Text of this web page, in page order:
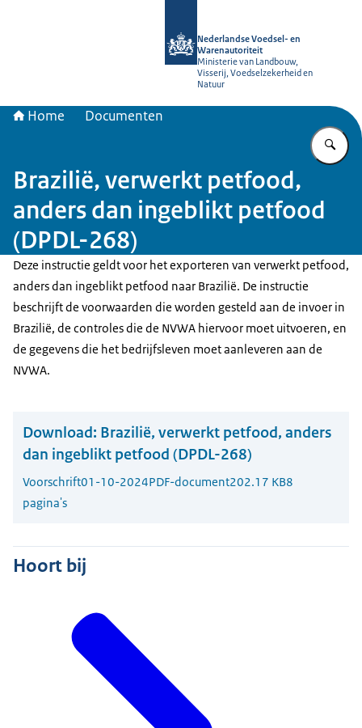
Nederlandse Voedsel- en
Warenautoriteit
Ministerie van Landbouw,
Visserij, Voedselzekerheid en
Natuur
Home Documenten
Brazilië, verwerkt petfood,
anders dan ingeblikt petfood
(DPDL-268)
Deze instructie geldt voor het exporteren van verwerkt petfood,
anders dan ingeblikt petfood naar Brazilië. De instructie
beschrijft de voorwaarden die worden gesteld aan de invoer in
Brazilië, de controles die de NVWA hiervoor moet uitvoeren, en
de gegevens die het bedrijfsleven moet aanleveren aan de
NVWA.
Download: Brazilië, verwerkt petfood, anders
dan ingeblikt petfood (DPDL-268)
Voorschrift01-10-2024PDF-document202.17 KB8
pagina's
Hoort bij